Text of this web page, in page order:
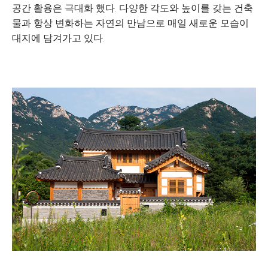
공간 활용은 극대화 했다. 다양한 각도와 높이를 갖는 건축
물과 항상 변화하는 자연의 만남으로 매일 새로운 모습이
대지에 담겨가고 있다.